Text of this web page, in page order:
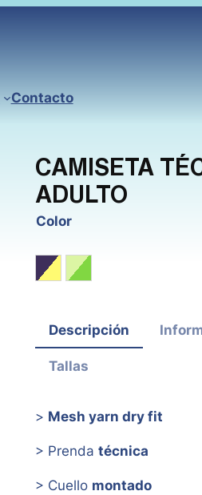
Contacto
CAMISETA
ADULTO
Color
Morado / Amarillo Fluor
Pistacho / Verde
Descripción
Tallas
> Mesh yarn dry fit
> Prenda técnica
> Cuello montado